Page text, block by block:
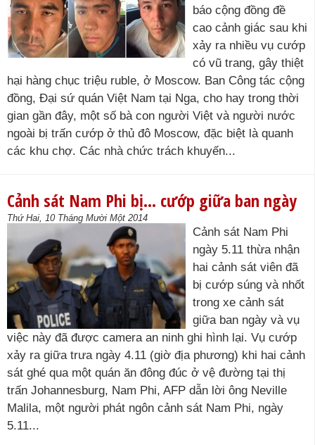
báo cộng đồng đề
cao cảnh giác sau khi
xảy ra nhiều vụ cướp
có vũ trang, gây thiệt
hại hàng chục triệu ruble, ở Moscow. Ban Công tác cộng
đồng, Đại sứ quán Việt Nam tại Nga, cho hay trong thời
gian gần đây, một số bà con người Việt và người nước
ngoài bị trấn cướp ở thủ đô Moscow, đặc biệt là quanh
các khu chợ. Các nhà chức trách khuyến...
Cảnh sát Nam Phi bị… cướp giữa ban ngày
Thứ Hai, 10 Tháng Mười Một 2014
Cảnh sát Nam Phi
ngày 5.11 thừa nhận
hai cảnh sát viên đã
bị cướp súng và nhốt
trong xe cảnh sát
giữa ban ngày và vụ
việc này đã được camera an ninh ghi hình lại. Vụ cướp
xảy ra giữa trưa ngày 4.11 (giờ địa phương) khi hai cảnh
sát ghé qua một quán ăn đông đúc ở vệ đường tại thị
trấn Johannesburg, Nam Phi, AFP dẫn lời ông Neville
Malila, một người phát ngôn cảnh sát Nam Phi, ngày
5.11...